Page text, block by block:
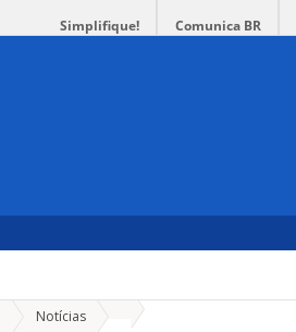
Simplifique! Comunica BR
Notícias